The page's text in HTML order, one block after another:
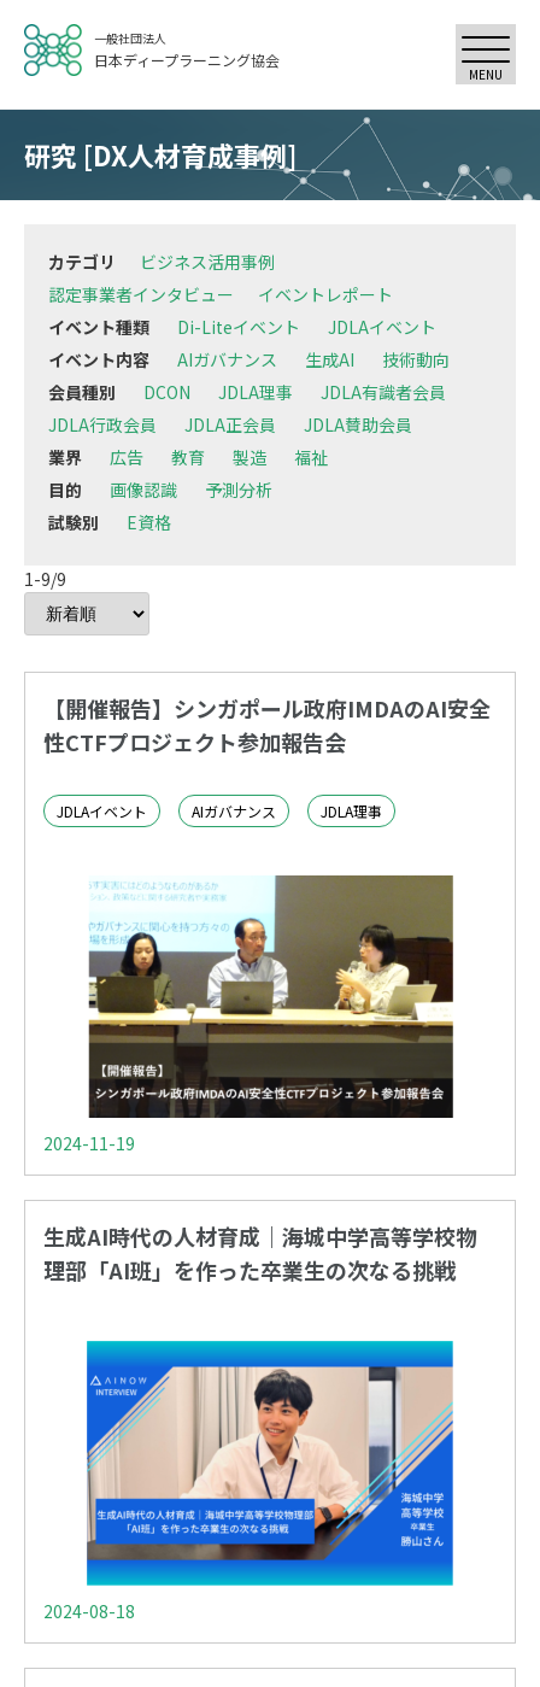
一般社団法人
日本ディープラーニング協会
MENU
研究 [DX人材育成事例]
カテゴリ
ビジネス活用事例
認定事業者インタビュー
イベントレポート
イベント種類
Di-Liteイベント
JDLAイベント
イベント内容
AIガバナンス 生成AI
技術動向
会員種別
DCON JDLA理事
JDLA有識者会員
JDLA行政会員
JDLA正会員
JDLA賛助会員
業界
広告 教育 製造
福祉
目的
画像認識
予測分析
試験別
E資格
1-9/9
【開催報告】シンガポール政府IMDAのAI安全
性CTFプロジェクト参加報告会
JDLAイベント AIガバナンス JDLA理事
2024-11-19
生成AI時代の人材育成｜海城中学高等学校物
理部「AI班」を作った卒業生の次なる挑戦
2024-08-18